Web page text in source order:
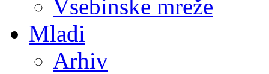
Vsebinske mreže
Mladi
Arhiv